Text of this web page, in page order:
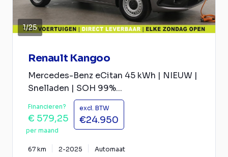
1/25
Renault Kangoo
Mercedes-Benz eCitan 45 kWh | NIEUW |
Snelladen | SOH 99%...
Financieren?
€ 579,25
per maand
excl. BTW
€24.950
67 km 2-2025 Automaat